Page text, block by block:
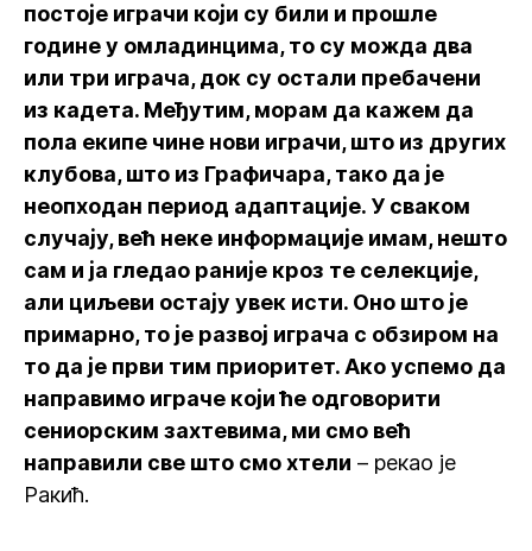
постоје играчи који су били и прошле
године у омладинцима, то су можда два
или три играча, док су остали пребачени
из кадета. Међутим, морам да кажем да
пола екипе чине нови играчи, што из других
клубова, што из Графичара, тако да је
неопходан период адаптације. У сваком
случају, већ неке информације имам, нешто
сам и ја гледао раније кроз те селекције,
али циљеви остају увек исти. Оно што је
примарно, то је развој играча с обзиром на
то да је први тим приоритет. Ако успемо да
направимо играче који ће одговорити
сениорским захтевима, ми смо већ
направили све што смо хтели – рекао је
Ракић.